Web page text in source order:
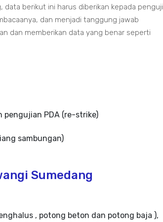
data berikut ini harus diberikan kepada penguji
dan menjadi tanggung jawab
dan memberikan data yang benar seperti
pengujian PDA (re-strike)
sambungan)
Sumedang
, potong beton dan potong baja ),